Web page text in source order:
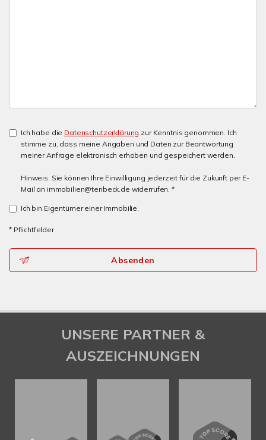
Ich habe die Datenschutzerklärung zur Kenntnis genommen. Ich
stimme zu, dass meine Angaben und Daten zur Beantwortung
meiner Anfrage elektronisch erhoben und gespeichert werden.
Hinweis: Sie können Ihre Einwilligung jederzeit für die Zukunft per E-
Mail an immobilien@tenbeck.de widerrufen. *
Ich bin Eigentümer einer Immobilie.
* Pflichtfelder
Absenden
UNSERE PARTNER &
AUSZEICHNUNGEN